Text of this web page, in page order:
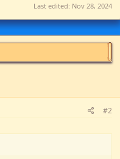
Last edited: Nov 28, 2024
#2